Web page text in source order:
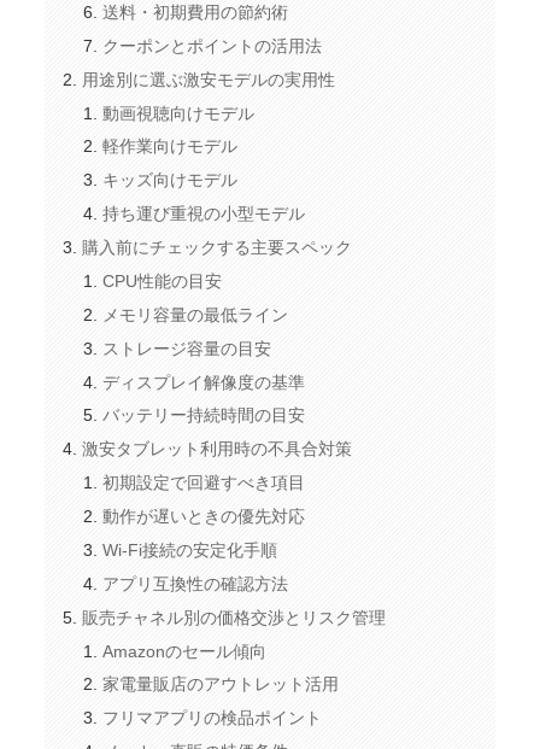
送料・初期費用の節約術
クーポンとポイントの活用法
用途別に選ぶ激安モデルの実用性
動画視聴向けモデル
軽作業向けモデル
キッズ向けモデル
持ち運び重視の小型モデル
購入前にチェックする主要スペック
CPU性能の目安
メモリ容量の最低ライン
ストレージ容量の目安
ディスプレイ解像度の基準
バッテリー持続時間の目安
激安タブレット利用時の不具合対策
初期設定で回避すべき項目
動作が遅いときの優先対応
Wi-Fi接続の安定化手順
アプリ互換性の確認方法
販売チャネル別の価格交渉とリスク管理
Amazonのセール傾向
家電量販店のアウトレット活用
フリマアプリの検品ポイント